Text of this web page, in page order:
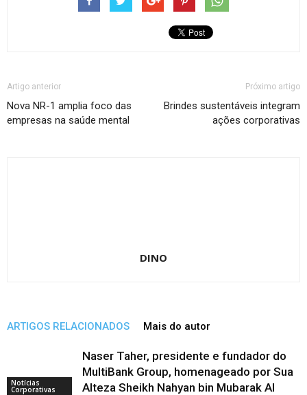
Artigo anterior
Nova NR-1 amplia foco das
empresas na saúde mental
Próximo artigo
Brindes sustentáveis integram
ações corporativas
DINO
ARTIGOS RELACIONADOS Mais do autor
Notícias
Corporativas
Naser Taher, presidente e fundador do
MultiBank Group, homenageado por Sua
Alteza Sheikh Nahyan bin Mubarak Al